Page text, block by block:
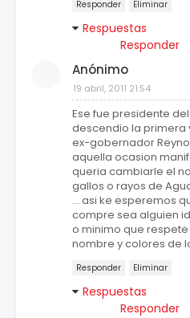
Responder Eliminar
Respuestas
Responder
Anónimo
19 abril, 2011 21:54
Ese fue presidente
descendio la primera
ex-gobernador
aquella ocasion
queria cambiarle el
gallos o rayos de
... asi ke esperemos
compre sea alguien
o minimo que
nombre y colores de
Responder Eliminar
Respuestas
Responder